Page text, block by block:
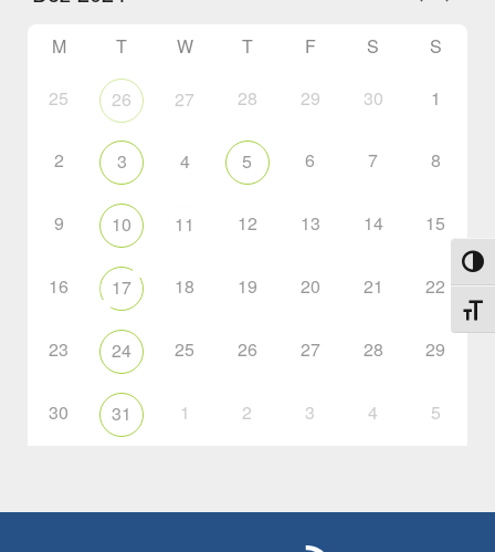
M T W T F S S
25 26 27 28 29 30 1
2 3 4 5 6 7 8
9 10 11 12 13 14 15
16 17 18 19 20 21 22
23 24 25 26 27 28 29
30 31 1 2 3 4 5